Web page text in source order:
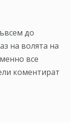
до
на волята на
все
коментират